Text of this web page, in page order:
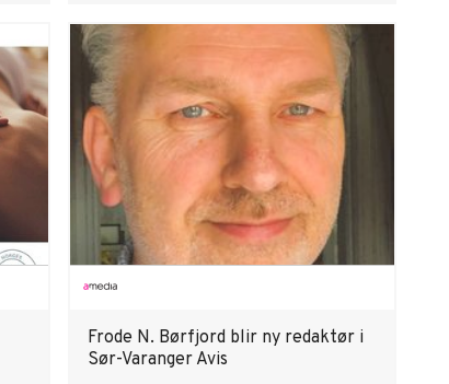
Frode N. Børfjord blir ny redaktør i
Sør-Varanger Avis